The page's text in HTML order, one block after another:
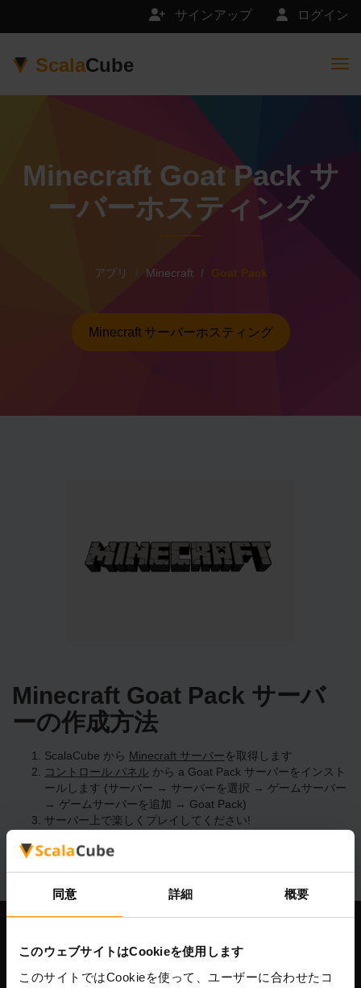
同意 詳細 概要
このウェブサイトはCookieを使用します
このサイトではCookieを使って、ユーザーに合わせたコ
ログイン
サインアップ
ScalaCube
Minecraft Goat Pack サ
ーバーホスティング
アプリ Minecraft Goat Pack
Minecraft サーバーホスティング
Minecraft Goat Pack サーバ
ーの作成方法
ScalaCube から Minecraft サーバーを取得します
コントロール パネル から a Goat Pack サーバーをインスト
ールします (サーバー → サーバーを選択 → ゲームサーバー
→ ゲームサーバーを追加 → Goat Pack)
サーバー上で楽しくプレイしてください!